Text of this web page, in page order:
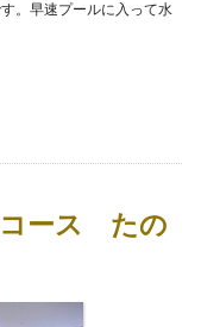
。早速プールに入って水
コース たの